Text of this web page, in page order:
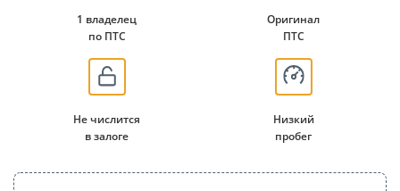
1 владелец
по ПТС
Оригинал
ПТС
Не числится
в залоге
Низкий
пробег